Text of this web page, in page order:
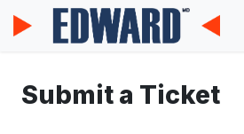
Se rendre au contenu
Submit a Ticket